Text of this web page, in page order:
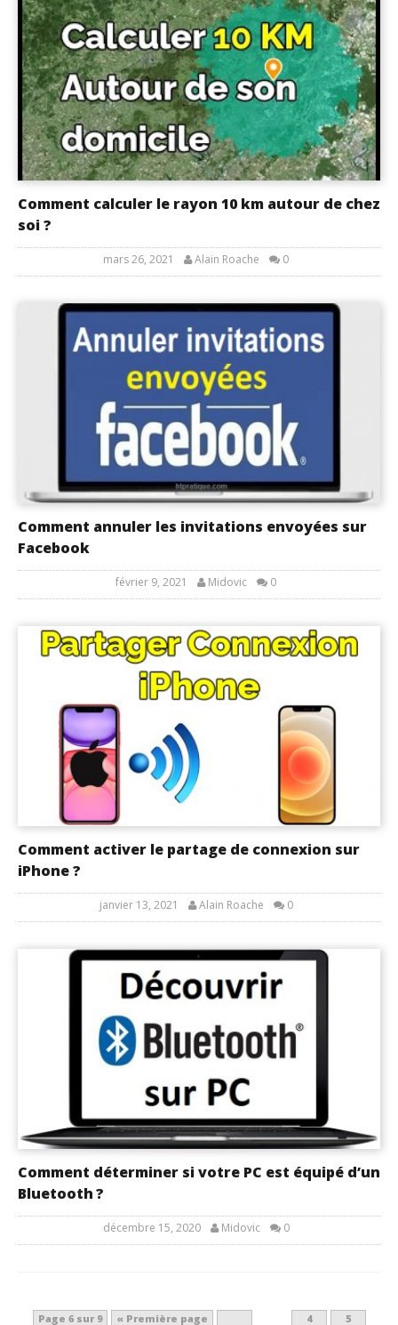
Comment calculer le rayon 10 km autour de chez
soi ?
mars 26, 2021 Alain Roache 0
Comment annuler les invitations envoyées sur
Facebook
février 9, 2021 Midovic 0
Comment activer le partage de connexion sur
iPhone ?
janvier 13, 2021 Alain Roache 0
Comment déterminer si votre PC est équipé d’un
Bluetooth ?
décembre 15, 2020 Midovic 0
Page 6 sur 9 « Première page 4 5